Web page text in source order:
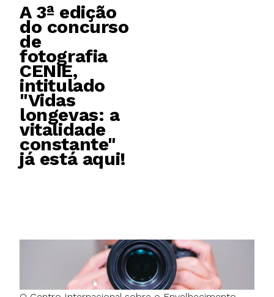
A 3ª edição
do concurso
de
fotografia
CENIE,
intitulado
"Vidas
longevas: a
vitalidade
constante"
já está aqui!